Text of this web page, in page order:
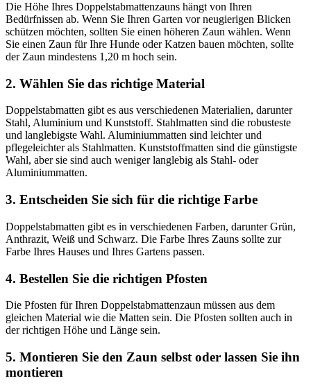
Die Höhe Ihres Doppelstabmattenzauns hängt von Ihren
Bedürfnissen ab. Wenn Sie Ihren Garten vor neugierigen Blicken
schützen möchten, sollten Sie einen höheren Zaun wählen. Wenn
Sie einen Zaun für Ihre Hunde oder Katzen bauen möchten, sollte
der Zaun mindestens 1,20 m hoch sein.
2. Wählen Sie das richtige Material
Doppelstabmatten gibt es aus verschiedenen Materialien, darunter
Stahl, Aluminium und Kunststoff. Stahlmatten sind die robusteste
und langlebigste Wahl. Aluminiummatten sind leichter und
pflegeleichter als Stahlmatten. Kunststoffmatten sind die günstigste
Wahl, aber sie sind auch weniger langlebig als Stahl- oder
Aluminiummatten.
3. Entscheiden Sie sich für die richtige Farbe
Doppelstabmatten gibt es in verschiedenen Farben, darunter Grün,
Anthrazit, Weiß und Schwarz. Die Farbe Ihres Zauns sollte zur
Farbe Ihres Hauses und Ihres Gartens passen.
4. Bestellen Sie die richtigen Pfosten
Die Pfosten für Ihren Doppelstabmattenzaun müssen aus dem
gleichen Material wie die Matten sein. Die Pfosten sollten auch in
der richtigen Höhe und Länge sein.
5. Montieren Sie den Zaun selbst oder lassen Sie ihn
montieren